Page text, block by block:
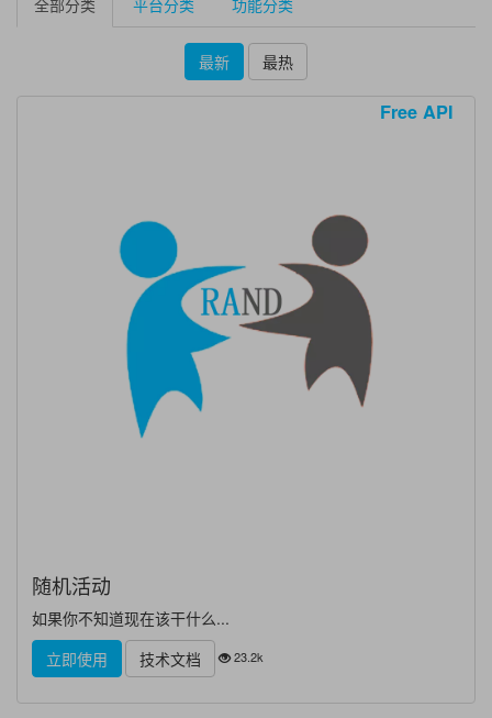
全部分类 平台分类 功能分类
最新 最热
Free API
随机活动
如果你不知道现在该干什么...
立即使用
技术文档 23.2k